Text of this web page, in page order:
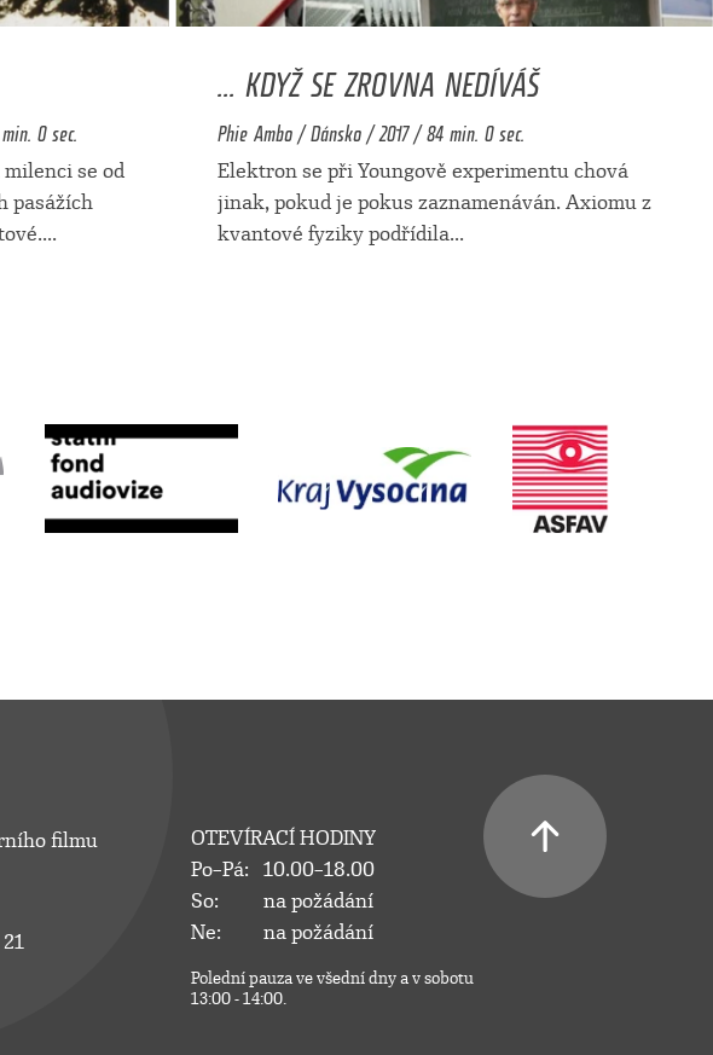
0 sec.
se od
pasážích
...
... KDYŽ SE ZROVNA NEDÍVÁŠ
Phie Ambo / Dánsko / 2017 / 84 min. 0 sec.
Elektron se při Youngově experimentu chová
jinak, pokud je pokus zaznamenáván. Axiomu z
kvantové fyziky podřídila...
filmu
OTEVÍRACÍ HODINY
Po–Pá:
10.00–18.00
So:
na požádání
Ne:
na požádání
Polední pauza ve všední dny a v sobotu
13:00 - 14:00.